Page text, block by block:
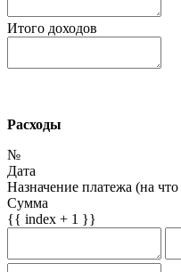
Итого доходов
Расходы
№
Дата
Назначение платежа (на
Сумма
{{ index + 1 }}